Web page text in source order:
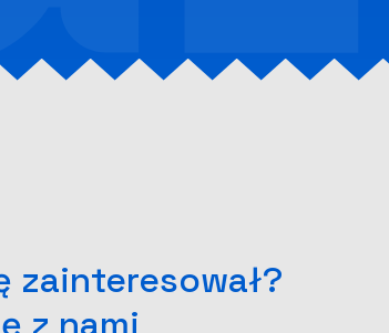
zainteresował?
z nami